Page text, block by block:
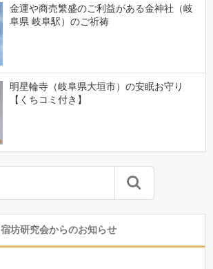
金運や商売繁盛のご利益がある金神社（岐
阜県 岐阜駅）のご祈祷
明星輪寺（岐阜県大垣市）の安眠お守り
【くちコミ付き】
宿坊研究会からのお知らせ